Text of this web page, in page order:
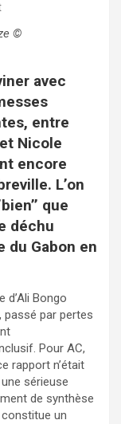
©
avec
entre
Nicole
encore
L’on
que
déchu
du Gabon en
d’Ali Bongo
passé par pertes
Pour AC,
rapport n’était
sérieuse
de synthèse
constitue un